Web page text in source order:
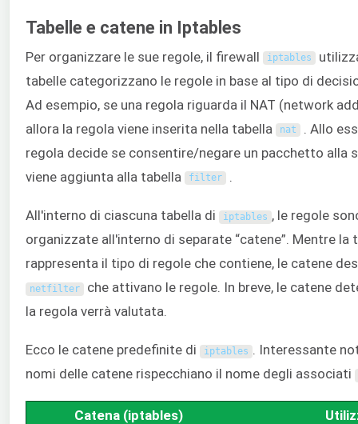
Tabelle e catene in Iptables
Per organizzare le sue regole, il firewall iptables
tabelle categorizzano le regole in base al tipo di
Ad esempio, se una regola riguarda il NAT (network
allora la regola viene inserita nella tabella
nat . Allo
regola decide se consentire/negare un pacchetto alla
viene aggiunta alla tabella
filter .
All'interno di ciascuna tabella di iptables , le regole
organizzate all'interno di separate “catene”. Mentre la
rappresenta il tipo di regole che contiene, le catene
netfilter che attivano le regole. In breve, le catene
la regola verrà valutata.
Ecco le catene predefinite di iptables . Interessante
nomi delle catene rispecchiano il nome degli associati
Catena (iptables)